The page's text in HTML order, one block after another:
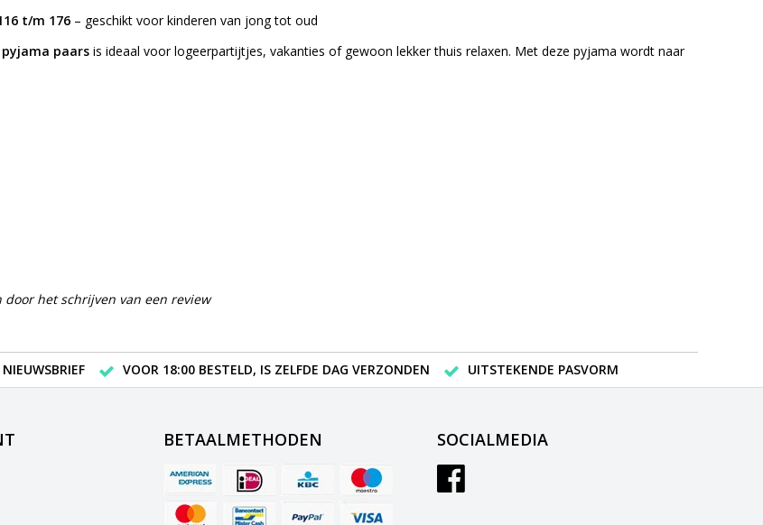
t/m 176 – geschikt voor kinderen van jong tot oud
pyjama paars is ideaal voor logeerpartijtjes, vakanties of gewoon lekker thuis relaxen. Met deze pyjama wordt naar
het schrijven van een review
VOOR 18:00 BESTELD, IS ZELFDE DAG VERZONDEN UITSTEKENDE PASVORM
BETAALMETHODEN SOCIALMEDIA